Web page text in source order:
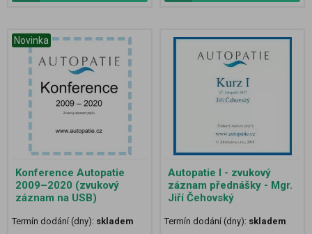
Novinka
Konference Autopatie
2009–2020 (zvukový
záznam na USB)
Termín dodání (dny): skladem
Autopatie I - zvukový
záznam přednášky - Mgr.
Jiří Čehovský
Termín dodání (dny): skladem